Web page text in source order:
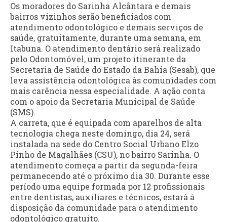
Os moradores do Sarinha Alcântara e demais
bairros vizinhos serão beneficiados com
atendimento odontológico e demais serviços de
saúde, gratuitamente, durante uma semana, em
Itabuna. O atendimento dentário será realizado
pelo Odontomóvel, um projeto itinerante da
Secretaria de Saúde do Estado da Bahia (Sesab), que
leva assistência odontológica às comunidades com
mais carência nessa especialidade. A ação conta
com o apoio da Secretaria Municipal de Saúde
(SMS).
A carreta, que é equipada com aparelhos de alta
tecnologia chega neste domingo, dia 24, será
instalada na sede do Centro Social Urbano Elzo
Pinho de Magalhães (CSU), no bairro Sarinha. O
atendimento começa a partir da segunda-feira
permanecendo até o próximo dia 30. Durante esse
período uma equipe formada por 12 profissionais
entre dentistas, auxiliares e técnicos, estará à
disposição da comunidade para o atendimento
odontológico gratuito.